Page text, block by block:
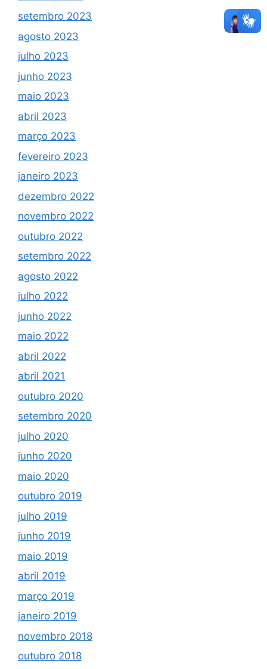
setembro 2023
agosto 2023
julho 2023
junho 2023
maio 2023
abril 2023
março 2023
fevereiro 2023
janeiro 2023
dezembro 2022
novembro 2022
outubro 2022
setembro 2022
agosto 2022
julho 2022
junho 2022
maio 2022
abril 2022
abril 2021
outubro 2020
setembro 2020
julho 2020
junho 2020
maio 2020
outubro 2019
julho 2019
junho 2019
maio 2019
abril 2019
março 2019
janeiro 2019
novembro 2018
outubro 2018